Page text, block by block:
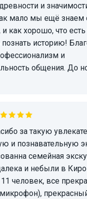
и
как хорошо, что есть
историю!
и
и познавательную
семейная
и небыли в
человек, все